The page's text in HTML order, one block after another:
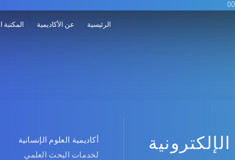
الرئيسية عن الأكاديمية المكتبة
أكاديمية العلوم الإنسانية
لخدمات البحث العلمي